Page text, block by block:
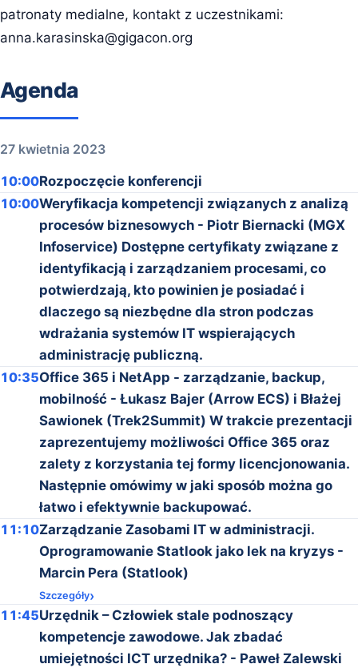
patronaty medialne, kontakt z uczestnikami:
anna.karasinska@gigacon.org
Agenda
27 kwietnia 2023
10:00Rozpoczęcie konferencji
10:00Weryfikacja kompetencji związanych z analizą
procesów biznesowych - Piotr Biernacki (MGX
Infoservice) Dostępne certyfikaty związane z
identyfikacją i zarządzaniem procesami, co
potwierdzają, kto powinien je posiadać i
dlaczego są niezbędne dla stron podczas
wdrażania systemów IT wspierających
administrację publiczną.
10:35Office 365 i NetApp - zarządzanie, backup,
mobilność - Łukasz Bajer (Arrow ECS) i Błażej
Sawionek (Trek2Summit) W trakcie prezentacji
zaprezentujemy możliwości Office 365 oraz
zalety z korzystania tej formy licencjonowania.
Następnie omówimy w jaki sposób można go
łatwo i efektywnie backupować.
11:10Zarządzanie Zasobami IT w administracji.
Oprogramowanie Statlook jako lek na kryzys -
Marcin Pera (Statlook)
Szczegóły
11:45Urzędnik – Człowiek stale podnoszący
kompetencje zawodowe. Jak zbadać
umiejętności ICT urzędnika? - Paweł Zalewski